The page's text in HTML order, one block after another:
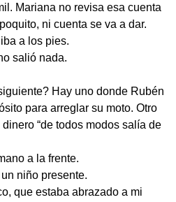
Mariana no revisa esa cuenta
ni cuenta se va a dar.
a los pies.
salió nada.
Hay uno donde Rubén
para arreglar su moto. Otro
“de todos modos salía de
a la frente.
niño presente.
que estaba abrazado a mi